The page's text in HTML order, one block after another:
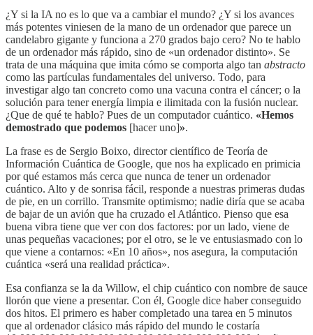
¿Y si la IA no es lo que va a cambiar el mundo? ¿Y si los avances
más potentes viniesen de la mano de un ordenador que parece un
candelabro gigante y funciona a 270 grados bajo cero? No te hablo
de un ordenador más rápido, sino de «un ordenador distinto». Se
trata de una máquina que imita cómo se comporta algo tan abstracto
como las partículas fundamentales del universo. Todo, para
investigar algo tan concreto como una vacuna contra el cáncer; o la
solución para tener energía limpia e ilimitada con la fusión nuclear.
¿Que de qué te hablo? Pues de un computador cuántico. «Hemos
demostrado que podemos [hacer uno]».
La frase es de Sergio Boixo, director científico de Teoría de
Información Cuántica de Google, que nos ha explicado en primicia
por qué estamos más cerca que nunca de tener un ordenador
cuántico. Alto y de sonrisa fácil, responde a nuestras primeras dudas
de pie, en un corrillo. Transmite optimismo; nadie diría que se acaba
de bajar de un avión que ha cruzado el Atlántico. Pienso que esa
buena vibra tiene que ver con dos factores: por un lado, viene de
unas pequeñas vacaciones; por el otro, se le ve entusiasmado con lo
que viene a contarnos: «En 10 años», nos asegura, la computación
cuántica «será una realidad práctica».
Esa confianza se la da Willow, el chip cuántico con nombre de sauce
llorón que viene a presentar. Con él, Google dice haber conseguido
dos hitos. El primero es haber completado una tarea en 5 minutos
que al ordenador clásico más rápido del mundo le costaría